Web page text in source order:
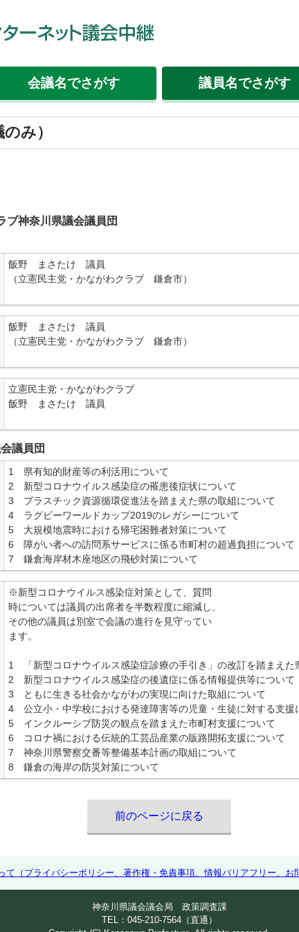
会議名でさがす 議員名でさがす
み）
ブ神奈川県議会議員団
飯野 まさたけ 議員
（立憲民主党・かながわクラブ 鎌倉市）
飯野 まさたけ 議員
（立憲民主党・かながわクラブ 鎌倉市）
立憲民主党・かながわクラブ
飯野 まさたけ 議員
議員団
1 県有知的財産等の利活用について
2 新型コロナウイルス感染症の罹患後症状について
3 プラスチック資源循環促進法を踏まえた県の取組について
4 ラグビーワールドカップ2019のレガシーについて
5 大規模地震時における帰宅困難者対策について
6 障がい者への訪問系サービスに係る市町村の超過負担について
7 鎌倉海岸材木座地区の飛砂対策について
※新型コロナウイルス感染症対策として、質問
時については議員の出席者を半数程度に縮減し、
その他の議員は別室で会議の進行を見守ってい
ます。
1 「新型コロナウイルス感染症診療の手引き」の改訂を踏まえた
2 新型コロナウイルス感染症の後遺症に係る情報提供等について
3 ともに生きる社会かながわの実現に向けた取組について
4 公立小・中学校における発達障害等の児童・生徒に対する支援
5 インクルーシブ防災の観点を踏まえた市町村支援について
6 コロナ禍における伝統的工芸品産業の販路開拓支援について
7 神奈川県警察交番等整備基本計画の取組について
8 鎌倉の海岸の防災対策について
前のページに戻る
て（プライバシーポリシー、著作権・免責事項、情報バリアフリー、お
神奈川県議会議会局 政策調査課
TEL：045-210-7564（直通）